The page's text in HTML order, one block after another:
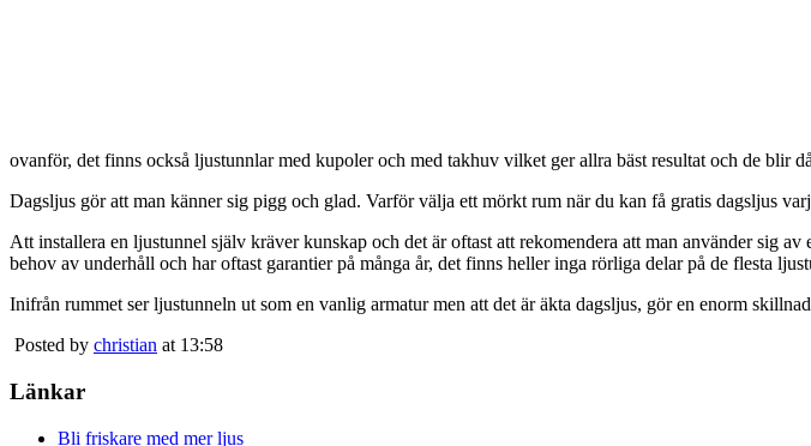
ovanför, det finns också ljustunnlar med kupoler och med takhuv vilket ger allra bäst resultat och de blir
Dagsljus gör att man känner sig pigg och glad. Varför välja ett mörkt rum när du kan få gratis dagsljus
Att installera en ljustunnel själv kräver kunskap och det är oftast att rekomendera att man använder sig
behov av underhåll och har oftast garantier på många år, det finns heller inga rörliga delar på de flesta
Inifrån rummet ser ljustunneln ut som en vanlig armatur men att det är äkta dagsljus, gör en enorm
Posted by christian at 13:58
Länkar
Bli friskare med mer ljus